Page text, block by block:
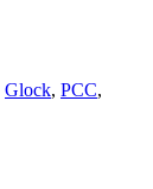
Glock, PCC,